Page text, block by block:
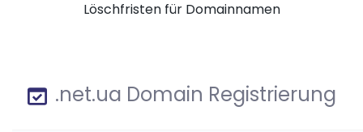
Löschfristen für Domainnamen
.net.ua Domain Registrierung